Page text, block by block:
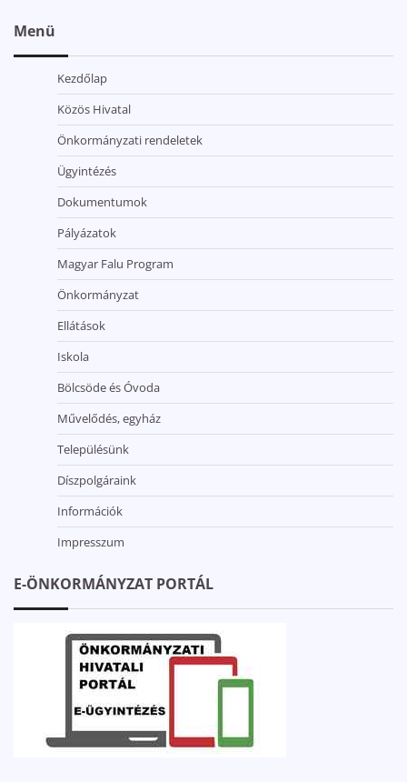
Menü
Kezdőlap
Közös Hivatal
Önkormányzati rendeletek
Ügyintézés
Dokumentumok
Pályázatok
Magyar Falu Program
Önkormányzat
Ellátások
Iskola
Bölcsöde és Óvoda
Művelődés, egyház
Településünk
Díszpolgáraink
Információk
Impresszum
E-ÖNKORMÁNYZAT PORTÁL